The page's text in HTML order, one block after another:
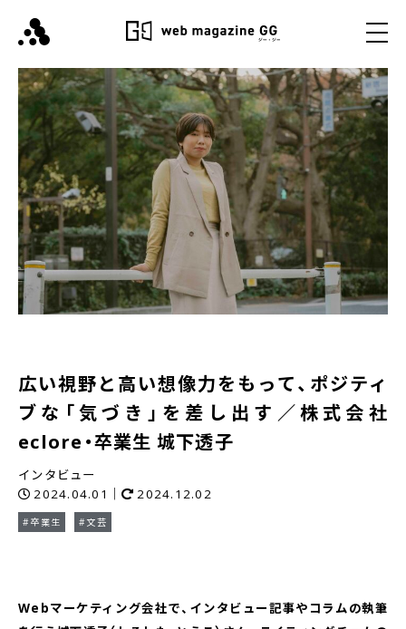
広い視野と高い想像力をもって、ポジティ
ブな「気づき」を差し出す／株式会社
eclore・卒業生 城下透子
インタビュー
2024.04.01｜
2024.12.02
#卒業生 #文芸
Webマーケティング会社で、インタビュー記事やコラムの執筆